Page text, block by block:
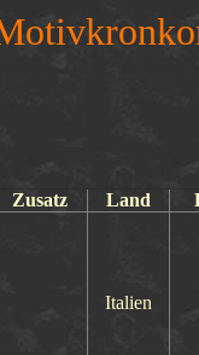
Zusatz Land
Italien